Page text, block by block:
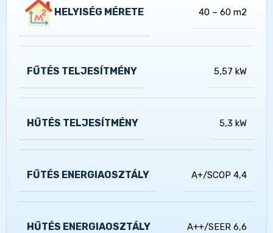
HELYISÉG MÉRETE 40 – 60 m2
FŰTÉS TELJESÍTMÉNY 5,57 kW
HŰTÉS TELJESÍTMÉNY 5,3 kW
FŰTÉS ENERGIAOSZTÁLY A+/SCOP 4,4
HŰTÉS ENERGIAOSZTÁLY A++/SEER 6,6